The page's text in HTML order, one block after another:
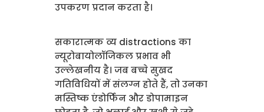
उपकरण प्रदान करता है।
सकारात्मक व्य distractions का
न्यूरोबायोलॉजिकल प्रभाव भी
उल्लेखनीय है। जब बच्चे सुखद
गतिविधियों में संलग्न होते हैं, तो उनका
मस्तिष्क एंडोर्फिन और डोपामाइन